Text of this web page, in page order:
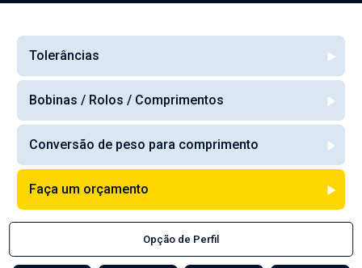
Tolerâncias
Bobinas / Rolos / Comprimentos
Conversão de peso para comprimento
Faça um orçamento
Opção de Perfil